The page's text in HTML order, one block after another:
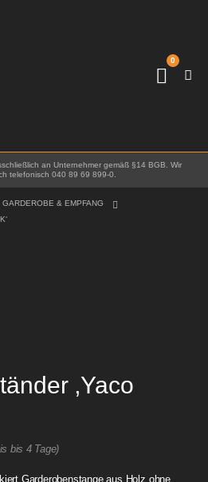
0
an Unternehmer gemäß §14 BGB. Wir
telefonisch 040 89 69 899-0.
GARDEROBE & EMPFANG
‚Yaco
bis 4 Tage)
Garderobenstange aus Holz ohne